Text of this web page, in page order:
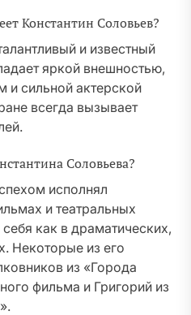
Константин Соловьев?
и известный
яркой внешностью,
и сильной актерской
всегда вызывает
Соловьева?
исполнял
и театральных
как в драматических,
Некоторые из его
из «Города
фильма и Григорий из